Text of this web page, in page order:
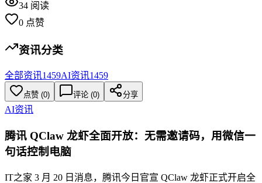
34 阅读
0 点赞
资讯分类
全部资讯1459AI资讯1459
点赞 (0) 评论 (0) 分享
AI资讯
腾讯 QClaw 龙虾全面开放：无需邀请码，用微信一
句话控制电脑
IT之家 3 月 20 日消息，腾讯今日官宣 QClaw 龙虾正式开启全